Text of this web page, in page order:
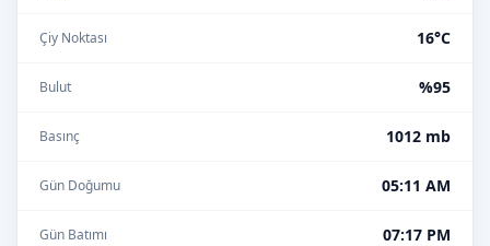
Çiy Noktası 16°C
Bulut %95
Basınç 1012 mb
Gün Doğumu 05:11 AM
Gün Batımı 07:17 PM